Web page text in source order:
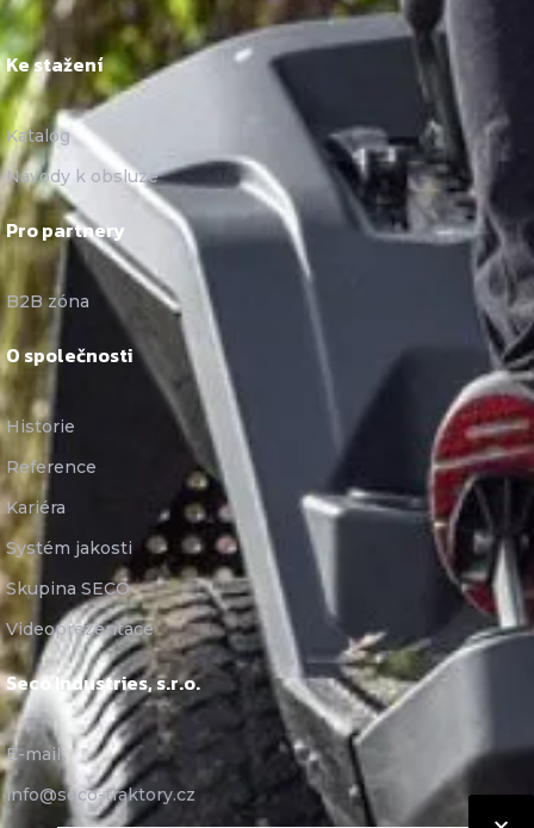
Ke stažení
Katalog
Návody k obsluze
Pro partnery
B2B zóna
O společnosti
Historie
Reference
Kariéra
Systém jakosti
Skupina SECO
Videoprezentace
Seco Industries, s.r.o.
E-mail:
info@seco-traktory.cz